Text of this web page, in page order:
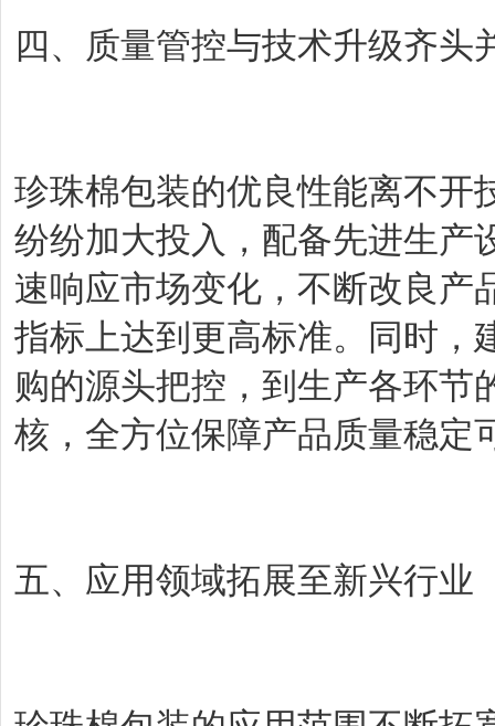
四、质量管控与技术升级齐头
珍珠棉包装的优良性能离不开
纷纷加大投入，配备先进生产
速响应市场变化，不断改良产
指标上达到更高标准。同时，
购的源头把控，到生产各环节
核，全方位保障产品质量稳定
五、应用领域拓展至新兴行业